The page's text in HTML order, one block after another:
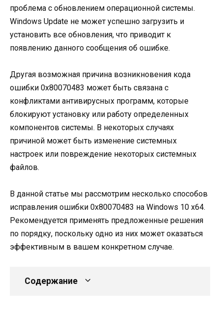
проблема с обновлением операционной системы.
Windows Update не может успешно загрузить и
установить все обновления, что приводит к
появлению данного сообщения об ошибке.
Другая возможная причина возникновения кода
ошибки 0x80070483 может быть связана с
конфликтами антивирусных программ, которые
блокируют установку или работу определенных
компонентов системы. В некоторых случаях
причиной может быть изменение системных
настроек или повреждение некоторых системных
файлов.
В данной статье мы рассмотрим несколько способов
исправления ошибки 0x80070483 на Windows 10 x64.
Рекомендуется применять предложенные решения
по порядку, поскольку одно из них может оказаться
эффективным в вашем конкретном случае.
Содержание